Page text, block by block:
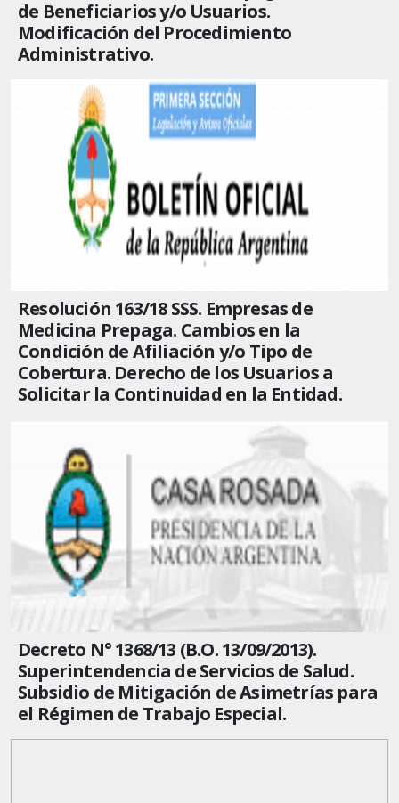
de Beneficiarios y/o Usuarios.
Modificación del Procedimiento
Administrativo.
Resolución 163/18 SSS. Empresas de
Medicina Prepaga. Cambios en la
Condición de Afiliación y/o Tipo de
Cobertura. Derecho de los Usuarios a
Solicitar la Continuidad en la Entidad.
Decreto N° 1368/13 (B.O. 13/09/2013).
Superintendencia de Servicios de Salud.
Subsidio de Mitigación de Asimetrías para
el Régimen de Trabajo Especial.